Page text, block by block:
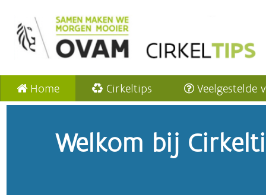
Home Cirkeltips Veelgestelde
Welkom bij